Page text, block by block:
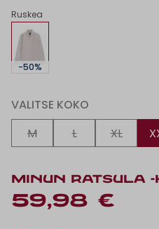
Ruskea
-50%
VALITSE KOKO
M
L XL
MINUN RATSULA -
59,98 €